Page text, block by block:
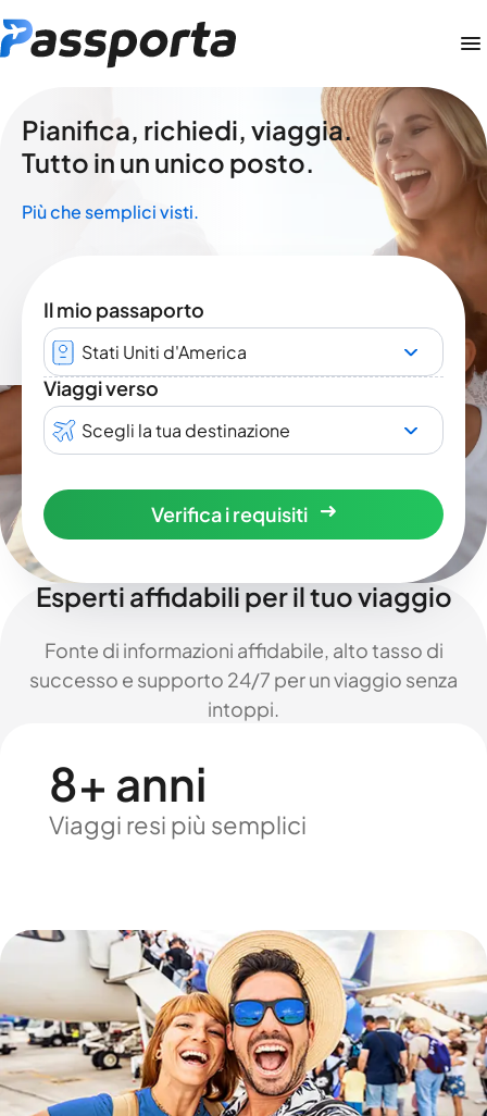
Pianifica, richiedi, viaggia.
Tutto in un unico posto.
Più che semplici visti.
Il mio passaporto
Stati Uniti d'America
Viaggi verso
Scegli la tua destinazione
Verifica i requisiti
Esperti affidabili per il tuo viaggio
Fonte di informazioni affidabile, alto tasso di
successo e supporto 24/7 per un viaggio senza
intoppi.
8+ anni
Viaggi resi più semplici